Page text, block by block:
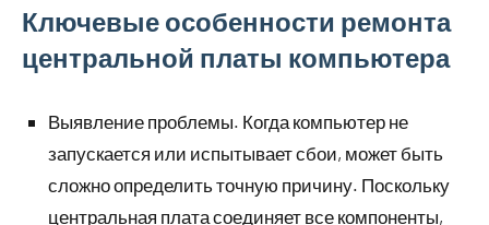
Ключевые особенности ремонта
центральной платы компьютера
Выявление проблемы. Когда компьютер не
запускается или испытывает сбои, может быть
сложно определить точную причину. Поскольку
центральная плата соединяет все компоненты,